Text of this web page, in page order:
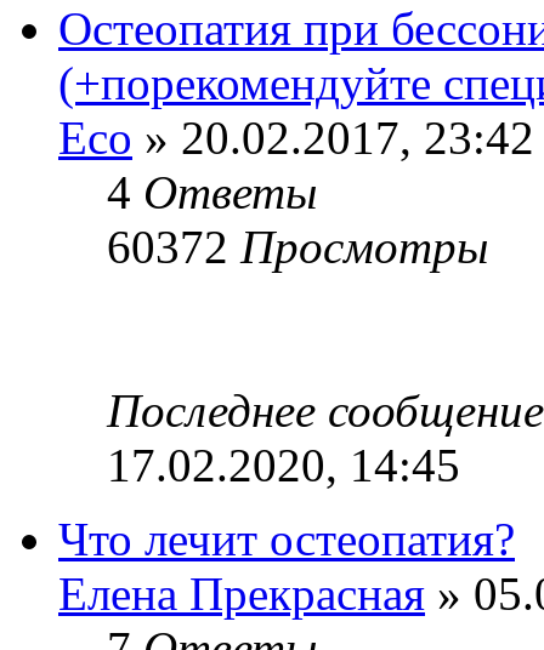
Остеопатия при
(+порекомендуйте
Eco » 20.02.2017, 23:42
4 Ответы
60372 Просмотры
Последнее
17.02.2020, 14:45
Что лечит остеопатия?
Елена Прекрасная »